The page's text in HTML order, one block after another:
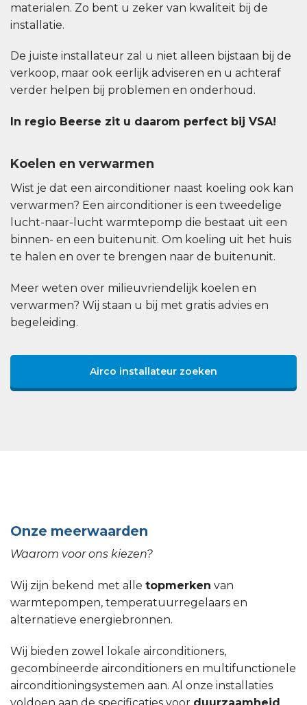
materialen. Zo bent u zeker van kwaliteit bij de
installatie.
De juiste installateur zal u niet alleen bijstaan bij de
verkoop, maar ook eerlijk adviseren en u achteraf
verder helpen bij problemen en onderhoud.
In regio Beerse zit u daarom perfect bij VSA!
Koelen en verwarmen
Wist je dat een airconditioner naast koeling ook kan
verwarmen? Een airconditioner is een tweedelige
lucht-naar-lucht warmtepomp die bestaat uit een
binnen- en een buitenunit. Om koeling uit het huis
te halen en over te brengen naar de buitenunit.
Meer weten over milieuvriendelijk koelen en
verwarmen? Wij staan u bij met gratis advies en
begeleiding.
Airco installateur zoeken
Onze meerwaarden
Waarom voor ons kiezen?
Wij zijn bekend met alle topmerken van
warmtepompen, temperatuurregelaars en
alternatieve energiebronnen.
Wij bieden zowel lokale airconditioners,
gecombineerde airconditioners en multifunctionele
airconditioningsystemen aan. Al onze installaties